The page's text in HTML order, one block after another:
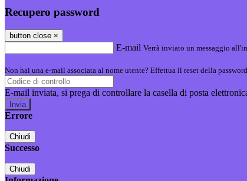
Recupero password
button close ×
E-mail Verrà inviato un messaggio
Non hai una e-mail associata al nome utente? Effettua il reset della
E-mail inviata, si prega di controllare la casella di posta
Errore
Chiudi
Successo
Chiudi